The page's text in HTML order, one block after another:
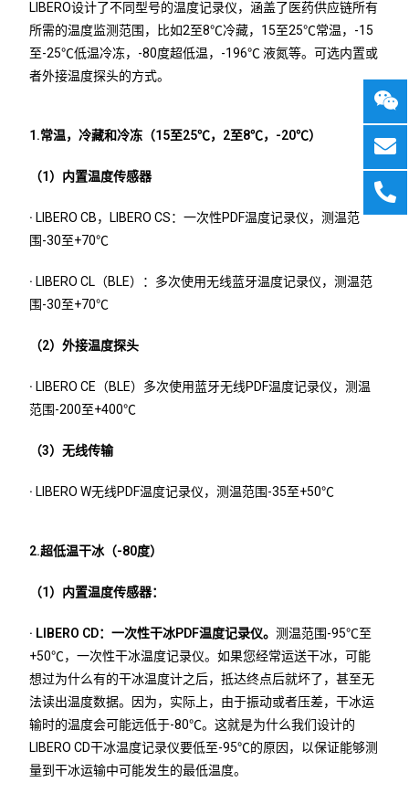
LIBERO设计了不同型号的温度记录仪，涵盖了医药供应链所有
所需的温度监测范围，比如2至8℃冷藏，15至25℃常温，-15
至-25℃低温冷冻，-80度超低温，-196℃ 液氮等。可选内置或
者外接温度探头的方式。
1.常温，冷藏和冷冻（15至25℃，2至8℃，-20℃）
（1）内置温度传感器
· LIBERO CB，LIBERO CS：一次性PDF温度记录仪，测温范
围-30至+70℃
· LIBERO CL（BLE）：多次使用无线蓝牙温度记录仪，测温范
围-30至+70℃
（2）外接温度探头
· LIBERO CE（BLE）多次使用蓝牙无线PDF温度记录仪，测温
范围-200至+400℃
（3）无线传输
· LIBERO W无线PDF温度记录仪，测温范围-35至+50℃
2.超低温干冰（-80度）
（1）内置温度传感器：
· LIBERO CD：一次性干冰PDF温度记录仪。测温范围-95℃至
+50℃，一次性干冰温度记录仪。如果您经常运送干冰，可能
想过为什么有的干冰温度计之后，抵达终点后就坏了，甚至无
法读出温度数据。因为，实际上，由于振动或者压差，干冰运
输时的温度会可能远低于-80℃。这就是为什么我们设计的
LIBERO CD干冰温度记录仪要低至-95℃的原因，以保证能够测
量到干冰运输中可能发生的最低温度。